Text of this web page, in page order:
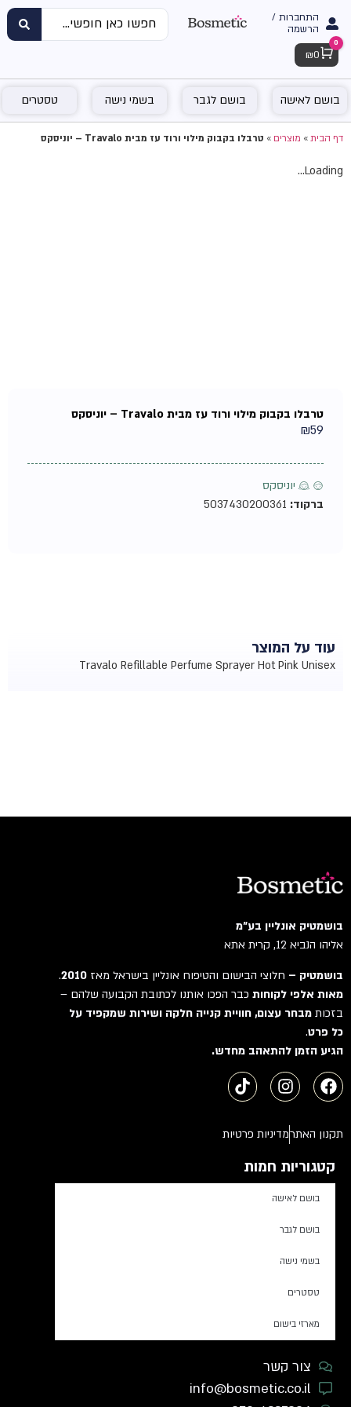
התחברות /
הרשמה
Cart
0
₪ 0
בושם לאישה בושם לגבר בשמי נישה טסטרים
דף הבית»מוצרים»טרבלו בקבוק מילוי ורוד עז מבית Travalo – יוניסקס
Loading...
טרבלו בקבוק מילוי ורוד עז מבית Travalo – יוניסקס
₪59
♂ ♀ יוניסקס
ברקוד:5037430200361
עוד על המוצר
Travalo Refillable Perfume Sprayer Hot Pink Unisex
בושמטיק אונליין בע"מ
אליהו הנביא 12, קרית אתא
בושמטיק –חלוצי הבישום והטיפוח אונליין בישראל מאז2010
.
מאות אלפי לקוחותכבר הפכו אותנו לכתובת הקבועה שלהם –
בזכותמבחר עצום, חוויית קנייה חלקה ושירות שמקפיד על
כל פרט.
הגיע הזמן להתאהב מחדש.
תקנון האתרמדיניות פרטיות
קטגוריות חמות
בושם לאישה
בושם לגבר
בשמי נישה
טסטרים
מארזי בישום
צור קשר
info@bosmetic.co.il